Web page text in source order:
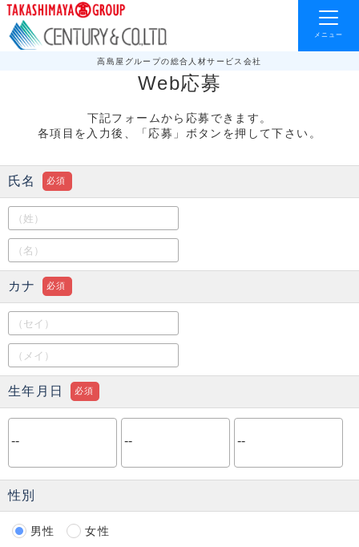
メニュー
高島屋グループの総合人材サービス会社
Web応募
下記フォームから応募できます。
各項目を入力後、「応募」ボタンを押して下さい。
氏名 必須
カナ 必須
生年月日 必須
性別
男性 女性